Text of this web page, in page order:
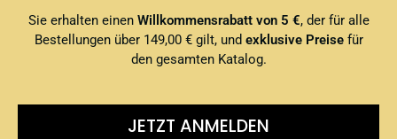
Sie erhalten einenWillkommensrabatt von 5 €, der für alle
Bestellungen über 149,00 € gilt, und exklusive Preisefür
den gesamten Katalog.
JETZT ANMELDEN